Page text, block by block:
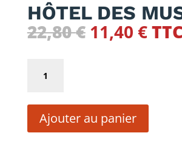
HÔTEL DES
22,80€ Le
22,80 €.
11,40 €Le
HÔTEL
DESAjouter au panier